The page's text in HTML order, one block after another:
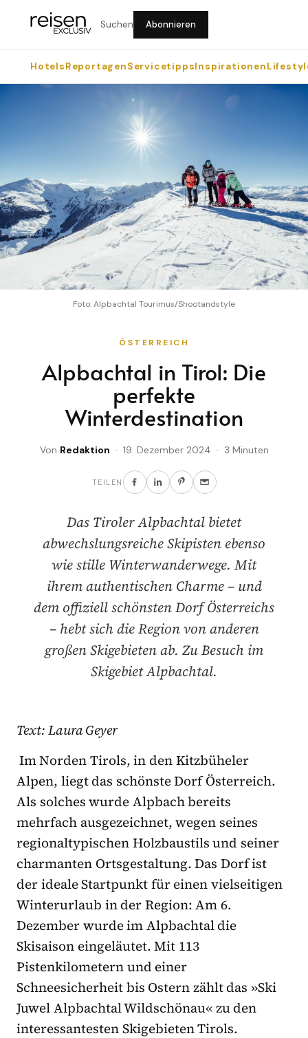
Suchen Abonnieren
HotelsReportagenServicetippsInspirationen
Foto: Alpbachtal Tourimus/Shootandstyle
ÖSTERREICH
Alpbachtal in Tirol: Die
perfekte
Winterdestination
Von Redaktion · 19. Dezember 2024 · 3 Minuten
TEILEN
Das Tiroler Alpbachtal bietet
abwechslungsreiche Skipisten ebenso
wie stille Winterwanderwege. Mit
ihrem authentischen Charme – und
dem offiziell schönsten Dorf Österreichs
– hebt sich die Region von anderen
großen Skigebieten ab. Zu Besuch im
Skigebiet Alpbachtal.
Text: Laura Geyer
Im Norden Tirols, in den Kitzbüheler
Alpen, liegt das schönste Dorf Österreich.
Als solches wurde Alpbach bereits
mehrfach ausgezeichnet, wegen seines
regionaltypischen Holzbaustils und seiner
charmanten Ortsgestaltung. Das Dorf ist
der ideale Startpunkt für einen vielseitigen
Winterurlaub in der Region: Am 6.
Dezember wurde im Alpbachtal die
Skisaison eingeläutet. Mit 113
Pistenkilometern und einer
Schneesicherheit bis Ostern zählt das »Ski
Juwel Alpbachtal Wildschönau« zu den
interessantesten Skigebieten Tirols.